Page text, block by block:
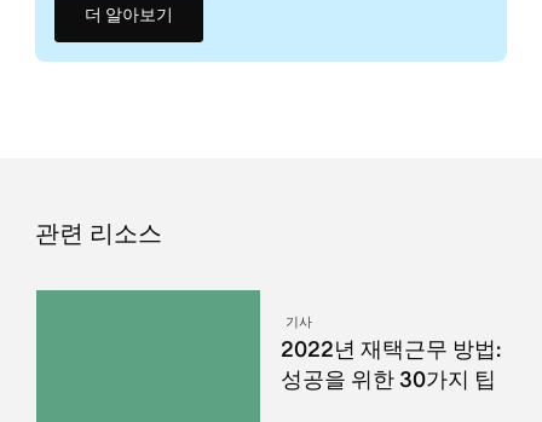
더 알아보기
관련 리소스
기사
2022년 재택근무 방법:
성공을 위한 30가지 팁